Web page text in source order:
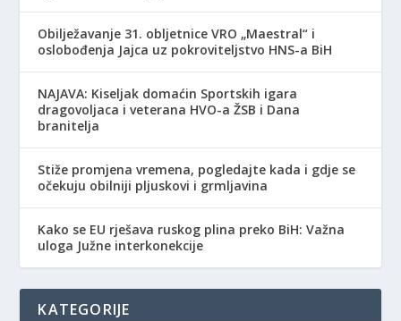
Obilježavanje 31. obljetnice VRO „Maestral“ i
oslobođenja Jajca uz pokroviteljstvo HNS-a BiH
NAJAVA: Kiseljak domaćin Sportskih igara
dragovoljaca i veterana HVO-a ŽSB i Dana
branitelja
Stiže promjena vremena, pogledajte kada i gdje se
očekuju obilniji pljuskovi i grmljavina
Kako se EU rješava ruskog plina preko BiH: Važna
uloga Južne interkonekcije
KATEGORIJE